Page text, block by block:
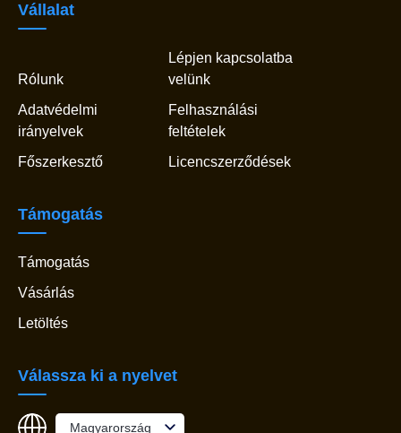
Vállalat
Rólunk
Lépjen kapcsolatba
velünk
Adatvédelmi
irányelvek
Felhasználási
feltételek
Főszerkesztő
Licencszerződések
Támogatás
Támogatás
Vásárlás
Letöltés
Válassza ki a nyelvet
Magyarország